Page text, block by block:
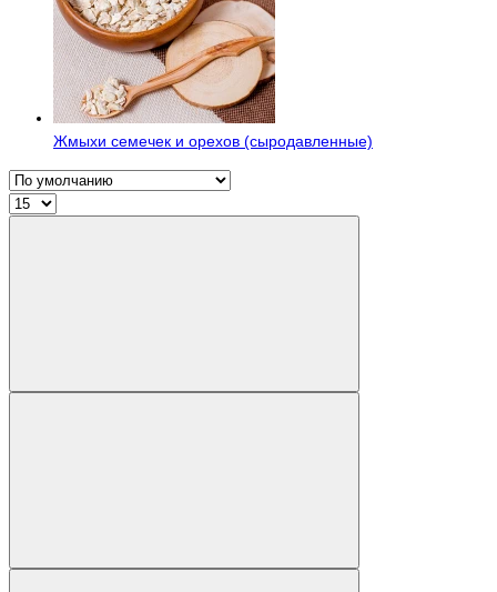
Жмыхи семечек и орехов (сыродавленные)